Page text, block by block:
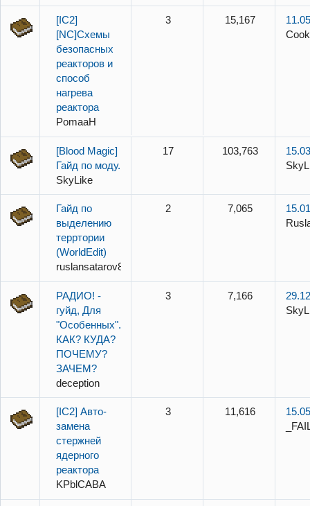
[IC2]
[NC]Схемы
безопасных
реакторов и
способ
нагрева
реактора
PomaaH
3 15,167
[Blood Magic]
Гайд по моду.
SkyLike
17 103,763
Гайд по
выделению
терртории
(WorldEdit)
ruslansatarov888
2 7,065
РАДИО! -
гуйд, Для
"Особенных".
КАК? КУДА?
ПОЧЕМУ?
ЗАЧЕМ?
deception
3 7,166
[IC2] Авто-
замена
стержней
ядерного
реактора
KPblCABA
3 11,616